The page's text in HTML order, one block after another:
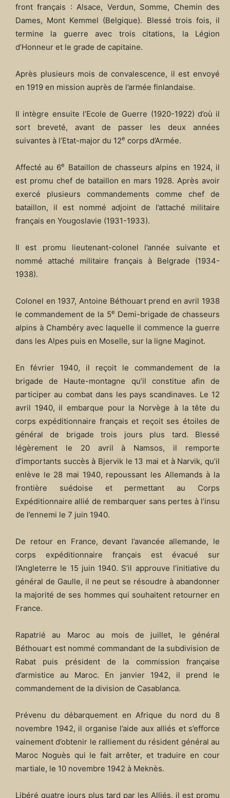
front français : Alsace, Verdun, Somme, Chemin des
Dames, Mont Kemmel (Belgique). Blessé trois fois, il
termine la guerre avec trois citations, la Légion
d’Honneur et le grade de capitaine.
Après plusieurs mois de convalescence, il est envoyé
en 1919 en mission auprès de l’armée finlandaise.
Il intègre ensuite l’Ecole de Guerre (1920-1922) d’où il
sort breveté, avant de passer les deux années
suivantes à l’Etat-major du 12e corps d’Armée.
Affecté au 6e
Bataillon de chasseurs alpins en 1924, il
est promu chef de bataillon en mars 1928. Après avoir
exercé plusieurs commandements comme chef de
bataillon, il est nommé adjoint de l’attaché militaire
français en Yougoslavie (1931-1933).
Il est promu lieutenant-colonel l’année suivante et
nommé attaché militaire français à Belgrade (1934-
1938).
Colonel en 1937, Antoine Béthouart prend en avril 1938
le commandement de la 5e Demi-brigade de chasseurs
alpins à Chambéry avec laquelle il commence la guerre
dans les Alpes puis en Moselle, sur la ligne Maginot.
En février 1940, il reçoit le commandement de la
brigade de Haute-montagne qu’il constitue afin de
participer au combat dans les pays scandinaves. Le 12
avril 1940, il embarque pour la Norvège à la tête du
corps expéditionnaire français et reçoit ses étoiles de
général de brigade trois jours plus tard. Blessé
légèrement le 20 avril à Namsos, il remporte
d’importants succès à Bjervik le 13 mai et à Narvik, qu’il
enlève le 28 mai 1940, repoussant les Allemands à la
frontière suédoise et permettant au Corps
Expéditionnaire allié de rembarquer sans pertes à l’insu
de l’ennemi le 7 juin 1940.
De retour en France, devant l’avancée allemande, le
corps expéditionnaire français est évacué sur
l’Angleterre le 15 juin 1940. S’il approuve l’initiative du
général de Gaulle, il ne peut se résoudre à abandonner
la majorité de ses hommes qui souhaitent retourner en
France.
Rapatrié au Maroc au mois de juillet, le général
Béthouart est nommé commandant de la subdivision de
Rabat puis président de la commission française
d’armistice au Maroc. En janvier 1942, il prend le
commandement de la division de Casablanca.
Prévenu du débarquement en Afrique du nord du 8
novembre 1942, il organise l’aide aux alliés et s’efforce
vainement d’obtenir le ralliement du résident général au
Maroc Noguès qui le fait arrêter, et traduire en cour
martiale, le 10 novembre 1942 à Meknès.
Libéré quatre jours plus tard par les Alliés, il est promu